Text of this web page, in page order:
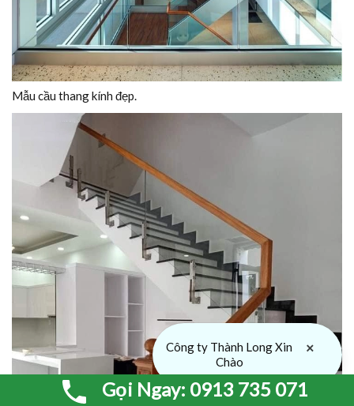
Mẫu cầu thang kính đẹp.
Công ty Thành Long Xin
Chào
×
Gọi Ngay: 0913 735 071